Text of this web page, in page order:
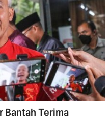
Bantah Terima